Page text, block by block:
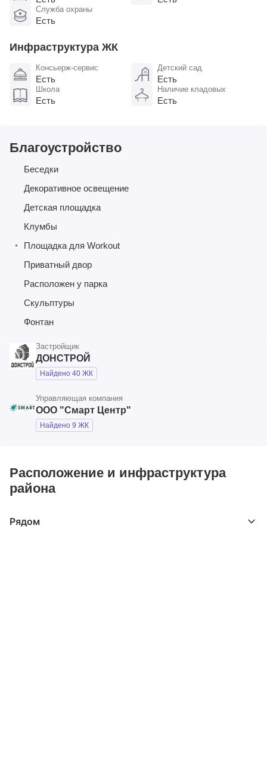
Служба охраны
Есть
Инфраструктура ЖК
Консьерж-сервис
Есть
Детский сад
Есть
Школа
Есть
Наличие кладовых
Есть
Благоустройство
Беседки
Декоративное освещение
Детская площадка
Клумбы
Площадка для Workout
Приватный двор
Расположен у парка
Скульптуры
Фонтан
Застройщик
ДОНСТРОЙ
Найдено 40 ЖК
Управляющая компания
ООО "Смарт Центр"
Найдено 9 ЖК
Расположение и инфраструктура
района
Рядом